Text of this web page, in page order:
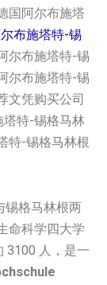
国阿尔布施塔
布施塔特-锡
尔布施塔特-锡
尔布施塔特-锡
文凭购买公司
塔特-锡格马林
特-锡格马林根
锡格马林根两
命科学四大学
3100 人，是一